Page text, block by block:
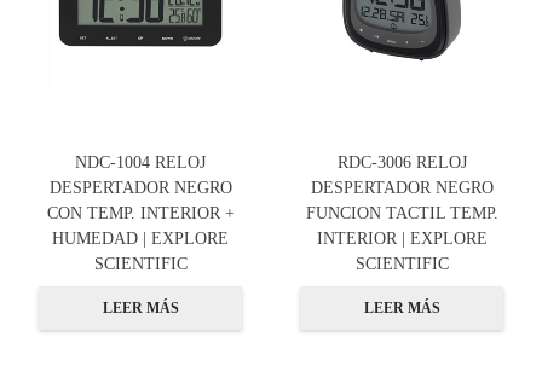
NDC-1004 RELOJ
DESPERTADOR NEGRO
CON TEMP. INTERIOR +
HUMEDAD | EXPLORE
SCIENTIFIC
LEER MÁS
RDC-3006 RELOJ
DESPERTADOR NEGRO
FUNCION TACTIL TEMP.
INTERIOR | EXPLORE
SCIENTIFIC
LEER MÁS